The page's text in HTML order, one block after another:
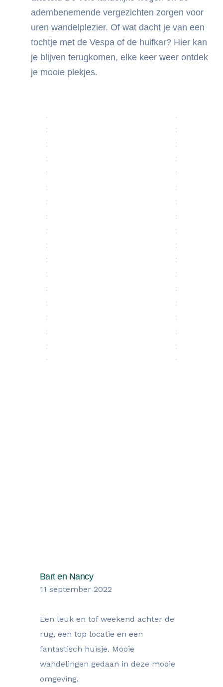
adembenemende vergezichten zorgen voor
uren wandelplezier. Of wat dacht je van een
tochtje met de Vespa of de huifkar? Hier kan
je blijven terugkomen, elke keer weer ontdek
je mooie plekjes.
Bart en Nancy
11 september 2022
Een leuk en tof weekend achter de
rug, een top locatie en een
fantastisch huisje. Mooie
wandelingen gedaan in deze mooie
omgeving.